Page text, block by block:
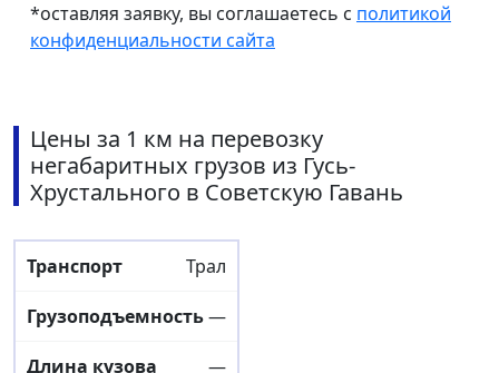
*оставляя заявку, вы соглашаетесь с политикой
конфиденциальности сайта
Цены за 1 км на перевозку
негабаритных грузов из Гусь-
Хрустального в Советскую Гавань
Трал
—
—